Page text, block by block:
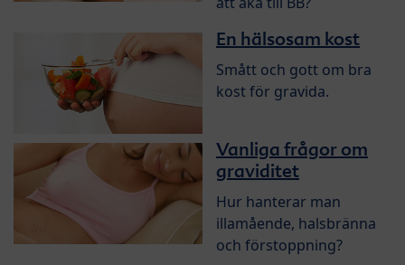
En hälsosam kost
Smått och gott om bra
kost för gravida.
Vanliga frågor om
graviditet
Hur hanterar man
illamående, halsbränna
och förstoppning?